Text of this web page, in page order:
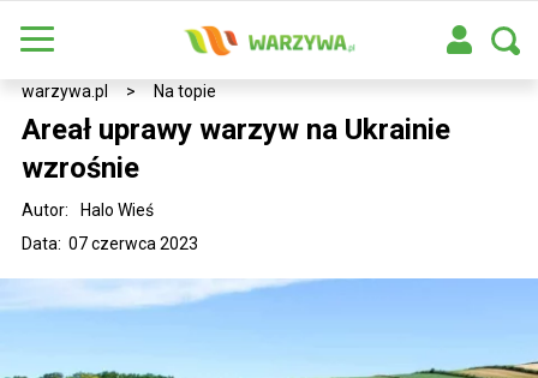
warzywa.pl > Na topie
Areał uprawy warzyw na Ukrainie
wzrośnie
Data: 07 czerwca 2023
Autor: Halo Wieś